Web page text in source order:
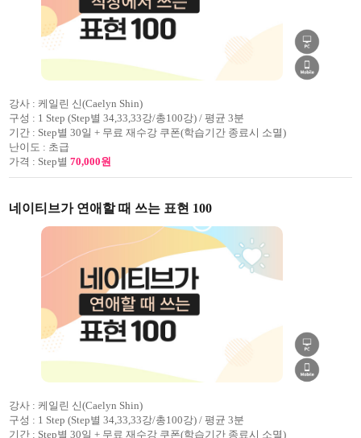
강사 : 케일린 신(Caelyn Shin)
구성 : 1 Step (Step별 34,33,33강/총100강) / 평균 3분
기간 : Step별 30일 + 무료 재수강 쿠폰(학습기간 종료시 소멸)
난이도 : 초급
가격 : Step별 70,000원
네이티브가 연애할 때 쓰는 표현 100
강사 : 케일린 신(Caelyn Shin)
구성 : 1 Step (Step별 34,33,33강/총100강) / 평균 3분
기간 : Step별 30일 + 무료 재수강 쿠폰(학습기간 종료시 소멸)